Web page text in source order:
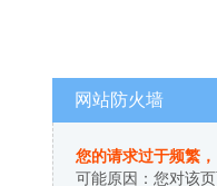
网站防火墙
您的请求过于频繁
可能原因：您对该